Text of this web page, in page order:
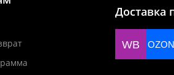
Доставка
WB OZON